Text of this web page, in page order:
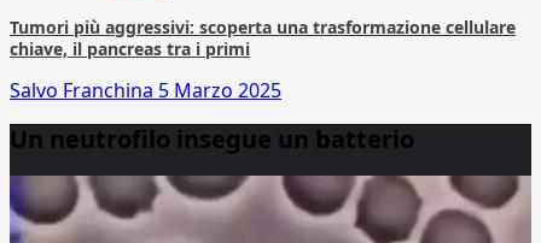
Tumori più aggressivi: scoperta una trasformazione cellulare
chiave, il pancreas tra i primi
Salvo Franchina 5 Marzo 2025
Un neutrofilo insegue un batterio
Player